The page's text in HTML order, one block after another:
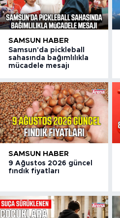
SAMSUN HABER
Samsun'da pickleball
sahasında bağımlılıkla
mücadele mesajı
SAMSUN HABER
9 Ağustos 2026 güncel
fındık fiyatları